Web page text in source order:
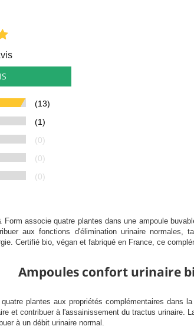
(13)
(1)
(0)
(0)
(0)
associe quatre plantes dans une ampoule
aux fonctions d'élimination urinaire
Certifié bio, végan et fabriqué en France, ce
Ampoules confort urinaire
plantes aux propriétés complémentaires dans
et contribuer à l'assainissement du tractus urinaire.
à un débit urinaire normal.